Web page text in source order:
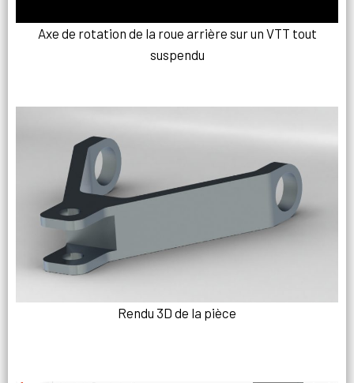
Axe de rotation de la roue arrière sur un VTT tout
suspendu
Rendu 3D de la pièce